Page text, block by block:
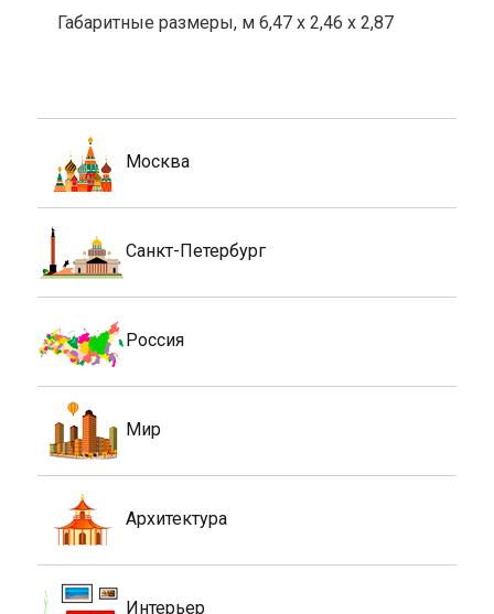
Габаритные размеры, м 6,47 х 2,46 х 2,87
Москва
Санкт-Петербург
Россия
Мир
Архитектура
Интерьер